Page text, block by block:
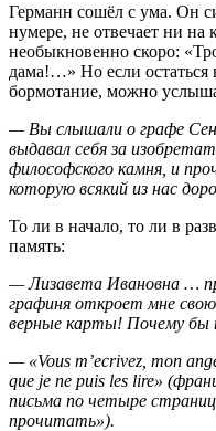
Германн сошёл с ума. Он
нумере, не отвечает ни на
необыкновенно скоро:
дама!…» Но если остаться
бормотание, можно
— Вы слышали о графе
выдавал себя за и
философского камня, и
которую всякий из нас
То ли в начало, то ли в
память:
— Лизавета Ивановна …
графиня откроет мне
верные карты! Почему бы
— «Vous m’ecrivez, mon
que je ne puis les lire» (
письма по четыре
прочитать»).